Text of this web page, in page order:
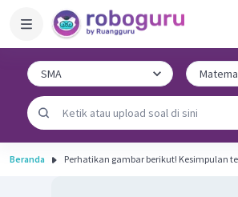
Beranda Perhatikan gambar berikut!